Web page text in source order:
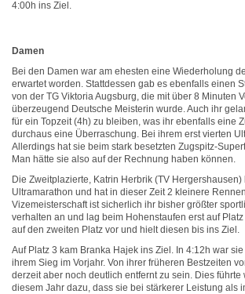
4:00h ins Ziel.
Damen
Bei den Damen war am ehesten eine Wiederholung
erwartet worden. Stattdessen gab es ebenfalls einen
von der TG Viktoria Augsburg, die mit über 8 Minuten
überzeugend Deutsche Meisterin wurde. Auch ihr
für ein Topzeit (4h) zu bleiben, was ihr ebenfalls eine
durchaus eine Überraschung. Bei ihrem erst vierten
Allerdings hat sie beim stark besetzten Zugspitz-
Man hätte sie also auf der Rechnung haben können.
Die Zweitplazierte, Katrin Herbrik (TV
Ultramarathon und hat in dieser Zeit 2 kleinere
Vizemeisterschaft ist sicherlich ihr bisher größter
verhalten an und lag beim Hohenstaufen erst auf
auf den zweiten Platz vor und hielt diesen bis ins Ziel.
Auf Platz 3 kam Branka Hajek ins Ziel. In 4:12h war
ihrem Sieg im Vorjahr. Von ihrer früheren Bestzeiten
derzeit aber noch deutlich entfernt zu sein. Dies
diesem Jahr dazu, dass sie bei stärkerer Leistung als